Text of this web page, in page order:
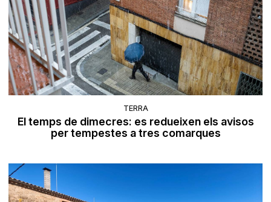
TERRA
El temps de dimecres: es redueixen els avisos
per tempestes a tres comarques